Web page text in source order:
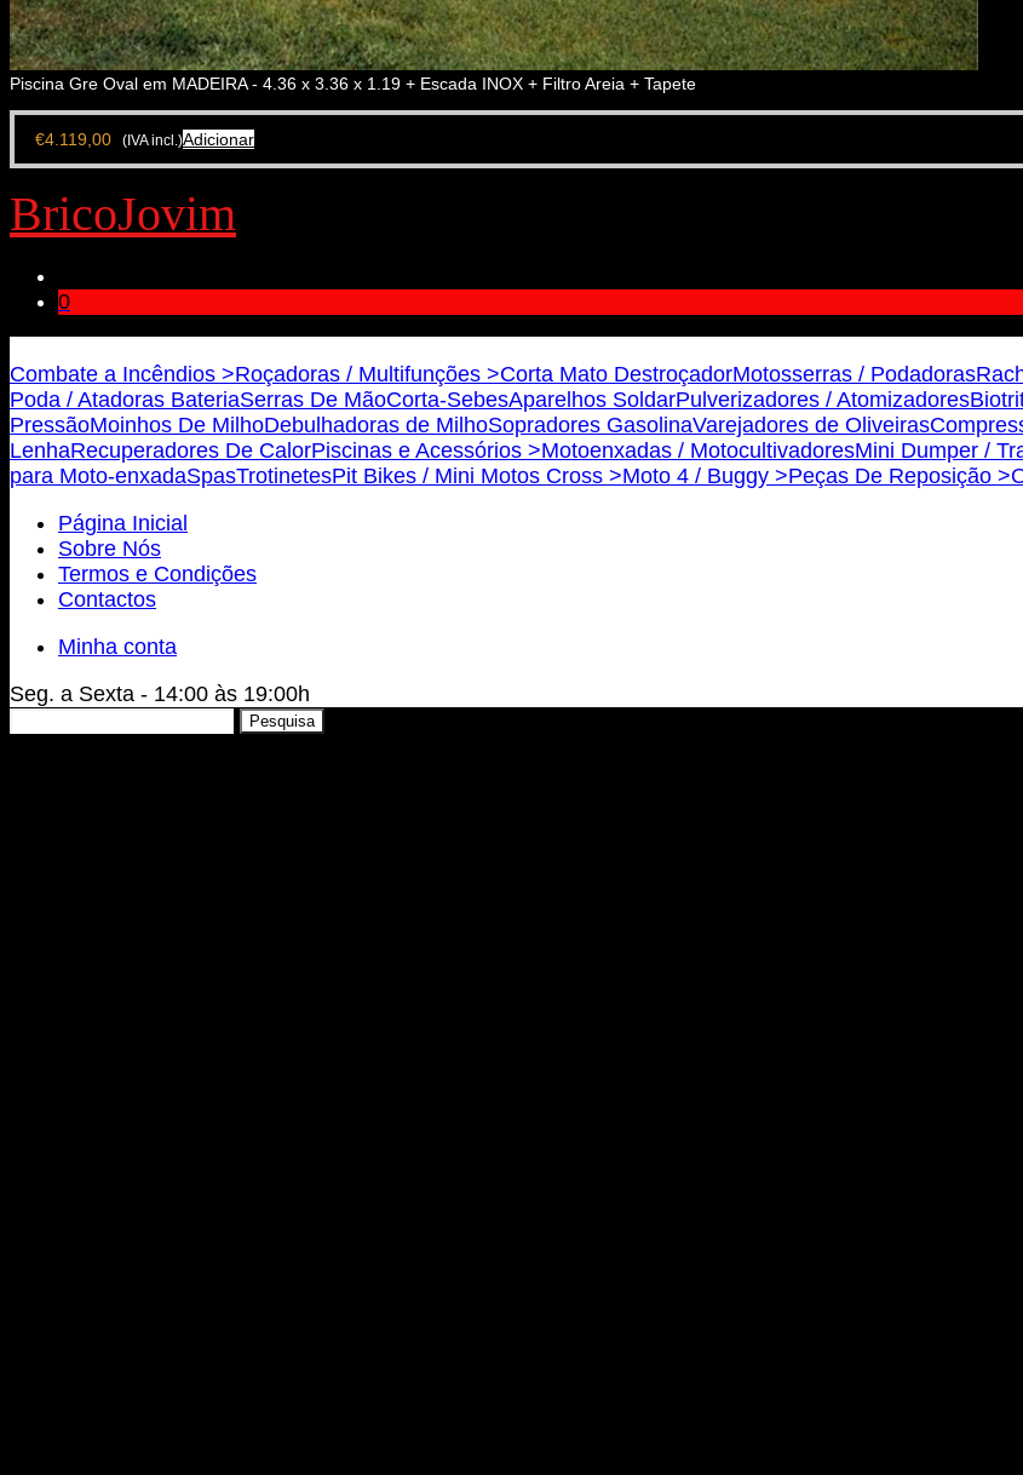
Piscina Gre Oval em MADEIRA - 4.36 x 3.36 x 1.19 + Escada INOX + Filtro Areia + Tapete
€4.119,00 (IVA incl.)Adicionar
BricoJovim
0
Combate a Incêndios >Roçadoras / Multifunções >Corta Mato DestroçadorMotosserras / Podadoras
Poda / Atadoras BateriaSerras De MãoCorta-SebesAparelhos SoldarPulverizadores / Atomizadores
PressãoMoinhos De MilhoDebulhadoras de MilhoSopradores GasolinaVarejadores de Oliveiras
LenhaRecuperadores De CalorPiscinas e Acessórios >Motoenxadas / MotocultivadoresMini Dumper /
para Moto-enxadaSpasTrotinetesPit Bikes / Mini Motos Cross >Moto 4 / Buggy >Peças De Reposição >
Página Inicial
Sobre Nós
Termos e Condições
Contactos
Minha conta
Seg. a Sexta - 14:00 às 19:00h
Pesquisa